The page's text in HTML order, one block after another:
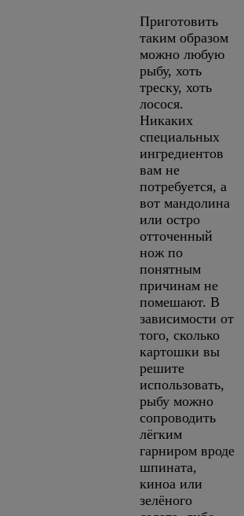
Приготовить
таким образом
можно любую
рыбу, хоть
треску, хоть
лосося.
Никаких
специальных
ингредиентов
вам не
потребуется, а
вот мандолина
или остро
отточенный
нож по
понятным
причинам не
помешают. В
зависимости от
того, сколько
картошки вы
решите
использовать,
рыбу можно
сопроводить
лёгким
гарниром вроде
шпината,
киноа или
зелёного